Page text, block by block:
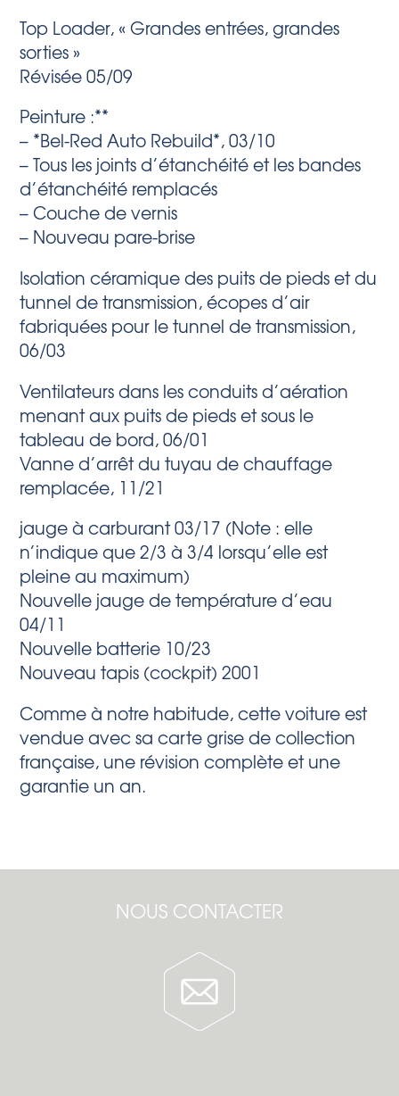
Top Loader, « Grandes entrées, grandes
sorties »
Révisée 05/09
Peinture :**
– *Bel-Red Auto Rebuild*, 03/10
– Tous les joints d’étanchéité et les bandes
d’étanchéité remplacés
– Couche de vernis
– Nouveau pare-brise
Isolation céramique des puits de pieds et du
tunnel de transmission, écopes d’air
fabriquées pour le tunnel de transmission,
06/03
Ventilateurs dans les conduits d’aération
menant aux puits de pieds et sous le
tableau de bord, 06/01
Vanne d’arrêt du tuyau de chauffage
remplacée, 11/21
jauge à carburant 03/17 (Note : elle
n’indique que 2/3 à 3/4 lorsqu’elle est
pleine au maximum)
Nouvelle jauge de température d’eau
04/11
Nouvelle batterie 10/23
Nouveau tapis (cockpit) 2001
Comme à notre habitude, cette voiture est
vendue avec sa carte grise de collection
française, une révision complète et une
garantie un an.
NOUS CONTACTER